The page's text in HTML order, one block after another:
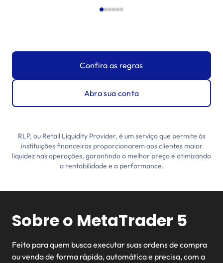
Confira as regras
Abra sua conta
RLP, ou Retail Liquidity Provider, é um serviço que permite às
instituições financeiras proporcionarem aos clientes maior
liquidez nas operações, garantindo o melhor preço e otimizando
a rentabilidade e a performance.
Sobre o MetaTrader 5
Feito para quem busca executar suas ordens de compra
ou venda de forma rápida, automática e precisa, com a